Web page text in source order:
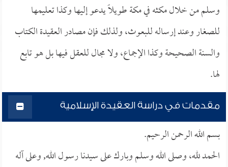
وسلم من خلال مكثه في مكة طويلاً يدعو إليها وكذا تعليمها
للصغار وعند إرساله للبعوث، ولذلك فإن مصادر العقيدة الكتاب
والسنة الصحيحة وكذا الإجماع، ولا مجال للعقل فيها بل هو تابع
لها.
مقدمات في دراسة العقيدة الإسلامية
بسم الله الرحمن الرحيم.
الحمد لله، وصلى الله وسلم وبارك على سيدنا رسول الله, وعلى آله